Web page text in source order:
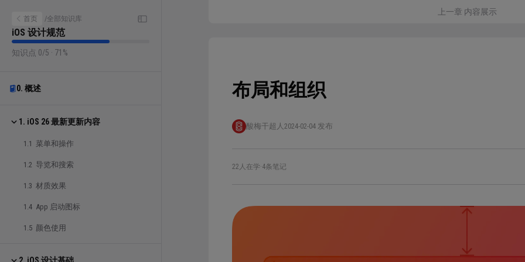
首页 /全部知识库
iOS 设计规范
知识点 0/5 · 71%
0. 概述
1. iOS 26 最新更新内容
1.1 菜单和操作
1.2 导览和搜索
1.3 材质效果
1.4 App 启动图标
1.5 颜色使用
上一章 内容展示
布局和组织
酸梅干超人 2024-02-04 发布
22人在学·4条笔记